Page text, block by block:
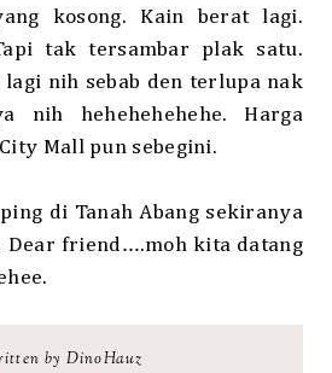
kosong. Kain berat lagi.
tak tersambar plak satu.
lagi nih sebab den terlupa nak
nih hehehehehehe. Harga
Mall pun sebegini.
di Tanah Abang sekiranya
Dear friend….moh kita datang
by DinoHauz